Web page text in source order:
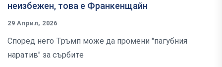
неизбежен, това е Франкенщайн
29 Април, 2026
Според него Тръмп може да промени "пагубния
наратив" за сърбите